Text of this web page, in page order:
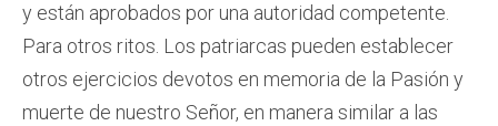
y están aprobados por una autoridad competente.
Para otros ritos. Los patriarcas pueden establecer
otros ejercicios devotos en memoria de la Pasión y
muerte de nuestro Señor, en manera similar a las